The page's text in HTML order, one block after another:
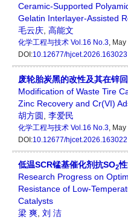
Ceramic-Supported
Gelatin Interlayer-Assisted
毛云庆, 高能文
化学工程与技术 Vol.16 No.3,
DOI:10.12677/hjcet.2026.163023
废轮胎炭黑的改性及其在锌
Modification of Waste Tire
Zinc Recovery and Cr(VI)
胡方圆, 李爱民
化学工程与技术 Vol.16 No.3,
DOI:10.12677/hjcet.2026.163022
低温SCR锰基催化剂抗SO2
Research Progress on
Resistance of Low-
Catalysts
梁 爽, 刘 洁